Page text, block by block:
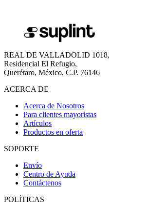
REAL DE VALLADOLID 1018,
Residencial El Refugio,
Querétaro, México, C.P. 76146
ACERCA DE
Acerca de Nosotros
Para clientes mayoristas
Artículos
Productos en oferta
SOPORTE
Envío
Centro de Ayuda
Contáctenos
POLÍTICAS